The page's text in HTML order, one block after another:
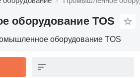
оборудование TOS
оборудование TOS